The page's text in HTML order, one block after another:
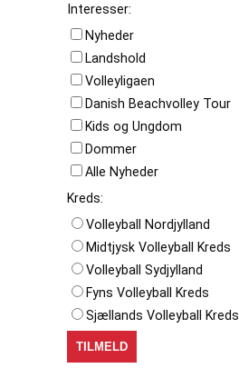
Interesser:
Nyheder
Landshold
Volleyligaen
Danish Beachvolley Tour
Kids og Ungdom
Dommer
Alle Nyheder
Kreds:
Volleyball Nordjylland
Midtjysk Volleyball Kreds
Volleyball Sydjylland
Fyns Volleyball Kreds
Sjællands Volleyball Kreds